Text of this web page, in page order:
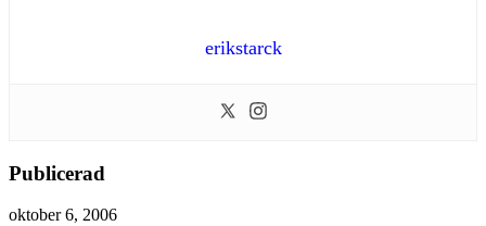
erikstarck
Publicerad
oktober 6, 2006